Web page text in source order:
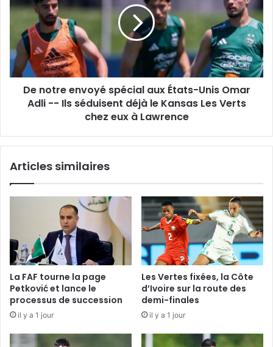
spécial
États-
Unis
Omar
Adli
déjà
Kansas
Lawrence
De notre envoyé spécial aux États-Unis Omar
Adli -- Ils séduisent déjà le Kansas Les Verts
chez eux à Lawrence
Articles similaires
La FAF tourne la page
Petković et lance le
processus de succession
il y a 1 jour
Les Vertes fixées, la Côte
d’Ivoire sur la route des
demi-finales
il y a 1 jour